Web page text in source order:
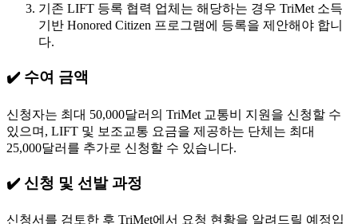
기존 LIFT 등록 협력 업체는 해당하는 경우 TriMet 소득
기반 Honored Citizen 프로그램에 등록을 제안해야 합니
다.
✔️ 수여 금액
신청자는 최대 50,000달러의 TriMet 교통비 지원을 신청할 수
있으며, LIFT 및 보조교통 요금을 제공하는 단체는 최대
25,000달러를 추가로 신청할 수 있습니다.
✔️ 신청 및 선발 과정
신청서를 검토한 후 TriMet에서 요청 현황을 알려드릴 예정입